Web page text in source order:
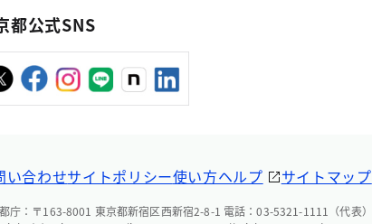
都公式SNS
い合わせサイトポリシー使い方ヘルプ サイトマップ
庁：〒163-8001 東京都新宿区西新宿2-8-1 電話：03-5321-1111（代表）